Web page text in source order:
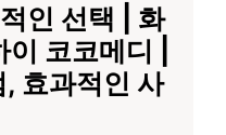
인 선택 | 화
코코메디 |
효과적인 사